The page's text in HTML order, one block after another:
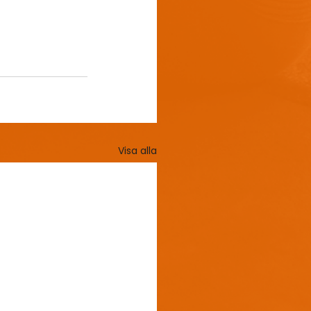
Visa alla